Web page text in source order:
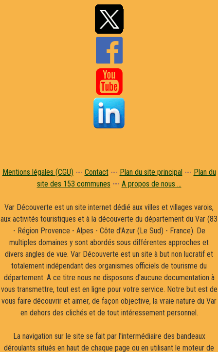


Mentions légales (CGU) --- Contact--- Plan du site principal--- Plan du
site des 153 communes --- A propos de nous ...
Var Découverte est un site internet dédié aux villes et villages varois,
aux activités touristiques et à la découverte du département du Var (83
- Région Provence - Alpes - Côte d'Azur (Le Sud) - France). De
multiples domaines y sont abordés sous différentes approches et
divers angles de vue. Var Découverte est un site à but non lucratif et
totalement indépendant des organismes officiels de tourisme du
département. A ce titre nous ne disposons d'aucune documentation à
vous transmettre, tout est en ligne pour votre service. Notre but est de
vous faire découvrir et aimer, de façon objective, la vraie nature du Var
en dehors des clichés et de tout intéressement personnel.
La navigation sur le site se fait par l'intermédiaire des bandeaux
déroulants situés en haut de chaque page ou en utilisant le moteur de